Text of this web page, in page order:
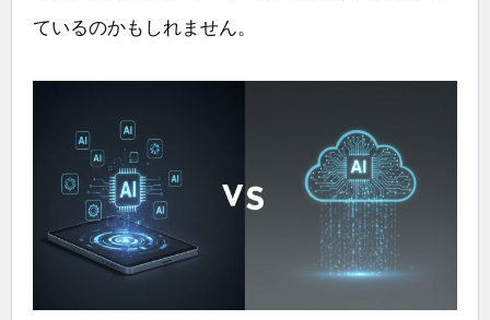
ているのかもしれません。